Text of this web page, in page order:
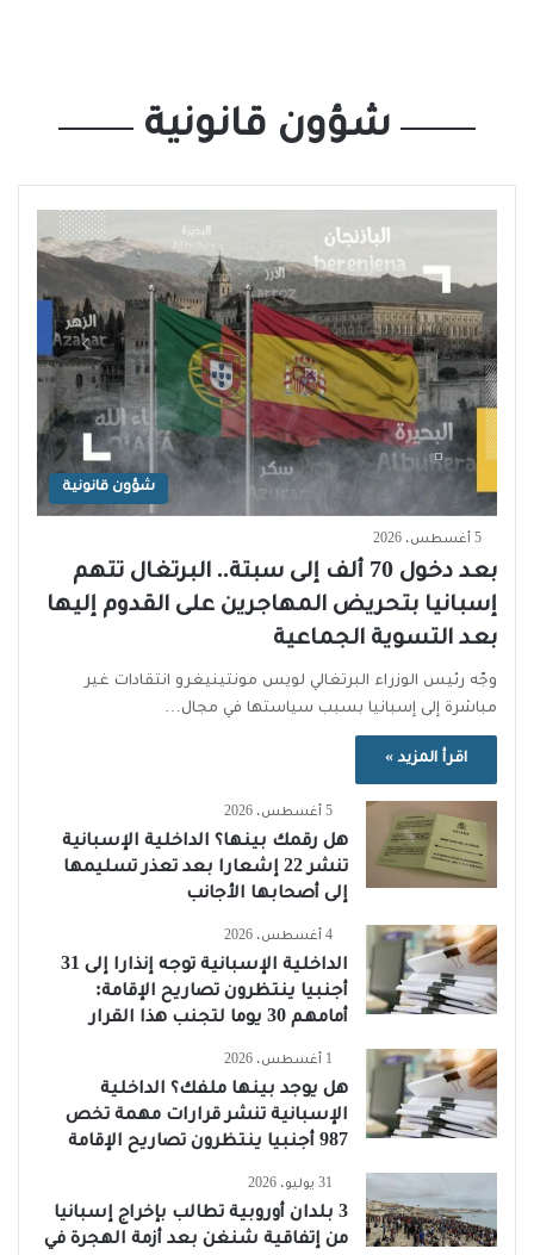
شؤون قانونية
شؤون قانونية
5 أغسطس، 2026
بعد دخول 70 ألف إلى سبتة.. البرتغال تتهم
إسبانيا بتحريض المهاجرين على القدوم إليها
بعد التسوية الجماعية
وجّه رئيس الوزراء البرتغالي لويس مونتينيغرو انتقادات غير
مباشرة إلى إسبانيا بسبب سياستها في مجال…
اقرأ المزيد »
5 أغسطس، 2026
هل رقمك بينها؟ الداخلية الإسبانية
تنشر 22 إشعارا بعد تعذر تسليمها
إلى أصحابها الأجانب
4 أغسطس، 2026
الداخلية الإسبانية توجه إنذارا إلى 31
أجنبيا ينتظرون تصاريح الإقامة:
أمامهم 30 يوما لتجنب هذا القرار
1 أغسطس، 2026
هل يوجد بينها ملفك؟ الداخلية
الإسبانية تنشر قرارات مهمة تخص
987 أجنبيا ينتظرون تصاريح الإقامة
31 يوليو، 2026
3 بلدان أوروبية تطالب بإخراج إسبانيا
من إتفاقية شنغن بعد أزمة الهجرة في